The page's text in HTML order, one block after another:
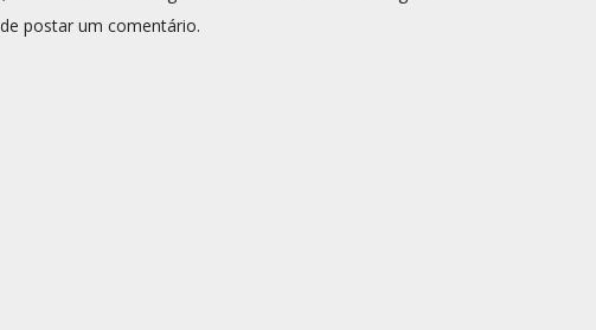
postar um comentário.